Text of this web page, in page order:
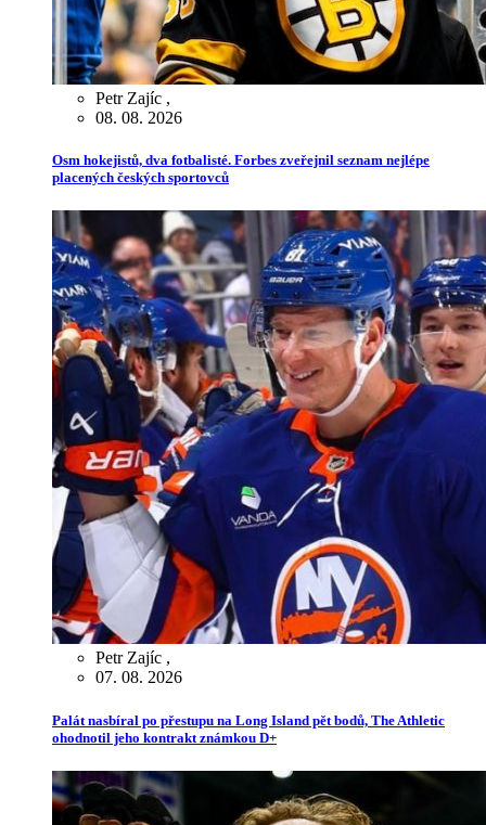
Petr Zajíc ,
08. 08. 2026
Osm hokejistů, dva fotbalisté. Forbes zveřejnil seznam nejlépe
placených českých sportovců
Petr Zajíc ,
07. 08. 2026
Palát nasbíral po přestupu na Long Island pět bodů, The Athletic
ohodnotil jeho kontrakt známkou D+